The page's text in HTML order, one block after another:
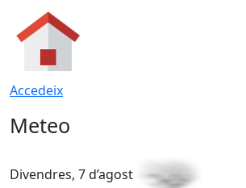
Accedeix
Meteo
Divendres, 7 d’agost